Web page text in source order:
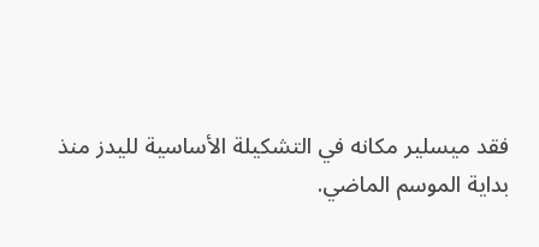
فقد ميسلير مكانه في التشكيلة الأساسية لليدز منذ
بداية الموسم الماضي.